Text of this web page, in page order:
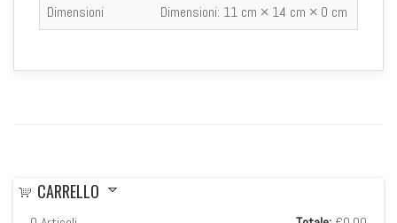
Dimensioni
Dimensioni: 11 cm × 14 cm × 0 cm
CARRELLO